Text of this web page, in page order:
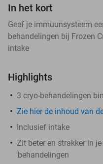
In het kort
Geef je immuunsysteem
behandelingen bij Frozen
intake
Highlights
3 cryo-behandelingen
Zie hier de inhoud van
Inclusief intake
Zit beter en strakker in
behandelingen